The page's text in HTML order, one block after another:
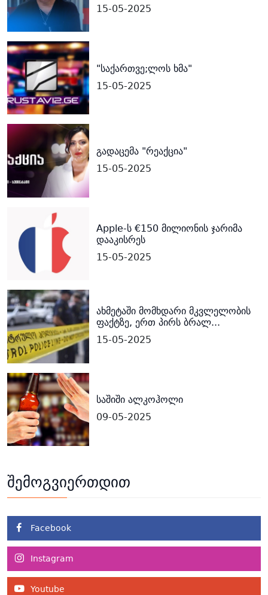
15-05-2025
"საქართვე;ლოს ხმა"
15-05-2025
გადაცემა "რეაქცია"
15-05-2025
Apple-ს €150 მილიონის ჯარიმა
დააკისრეს
15-05-2025
ახმეტაში მომხდარი მკვლელობის
ფაქტზე, ერთ პირს ბრალ...
15-05-2025
საშიში ალკოჰოლი
09-05-2025
შემოგვიერთდით
Facebook
Instagram
Youtube